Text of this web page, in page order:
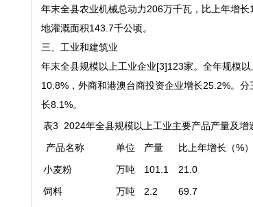
年末全县农业机械总动力206万千瓦，比上年增
地灌溉面积143.7千公顷。
三、工业和建筑业
年末全县规模以上工业企业[3]123家。全年规模
10.8%，外商和港澳台商投资企业增长25.2%。
长8.1%。
表3 2024年全县规模以上工业主要产品产量及增
产品名称
单位 产量
比上年增长（%）
小麦粉
万吨 101.1
21.0
饲料
万吨 2.2
69.7